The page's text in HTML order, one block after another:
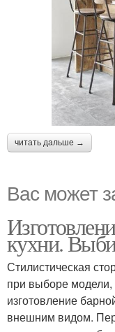
читать дальше →
Вас может
кухни.
Стилистическая
при выборе модели,
изготовление
внешним видом.